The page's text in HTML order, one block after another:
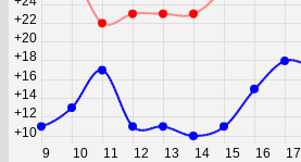
9 10 11 12 13 14 15 16 17
+10
+12
+14
+16
+18
+20
+22